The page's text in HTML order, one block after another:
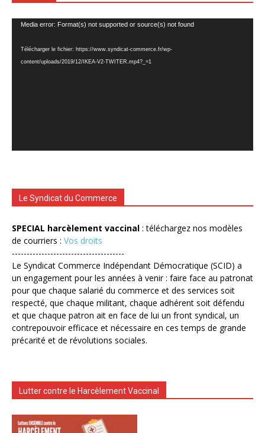
Lecteur
Media error: Format(s) not supported or source(s) not found
Télécharger le fichier: https://www.syndicat-commerce.fr/wp-
content/uploads/2019/12/IKEA-V2-TWITER.mp4?_=1
Le Syndicat du Commerce
SPECIAL harcèlement vaccinal : téléchargez nos modèles
de courriers : Vos droits
--------------------------------------
Le Syndicat Commerce Indépendant Démocratique (SCID) a
un engagement pour les années à venir : faire face au patronat
pour que chaque salarié du commerce et des services soit
respecté, que chaque militant, chaque adhérent soit défendu
et que chaque patron ait en face de lui un front syndical, un
contrepouvoir efficace et nécessaire en ces temps de grande
précarité et de révolutions sociales.
Lutter contre le Harcèlement Vaccinal